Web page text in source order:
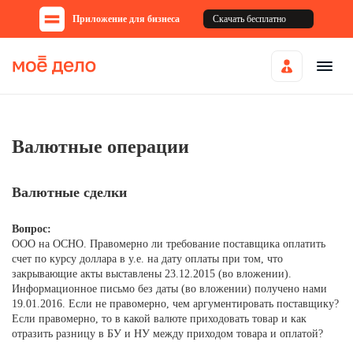
Приложение для бизнеса Скачать бесплатно
Валютные операции
Валютные сделки
Вопрос:
ООО на ОСНО. Правомерно ли требование поставщика оплатить
счет по курсу доллара в у.е. на дату оплаты при том, что
закрывающие акты выставлены 23.12.2015 (во вложении).
Информационное письмо без даты (во вложении) получено нами
19.01.2016. Если не правомерно, чем аргументировать поставщику?
Если правомерно, то в какой валюте приходовать товар и как
отразить разницу в БУ и НУ между приходом товара и оплатой?